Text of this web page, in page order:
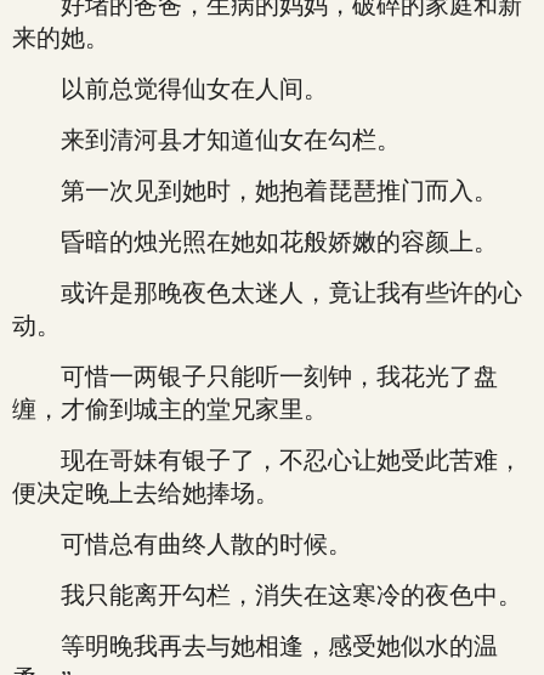
来的她。
以前总觉得仙女在人间。
来到清河县才知道仙女在勾栏。
第一次见到她时，她抱着琵琶推门而入。
昏暗的烛光照在她如花般娇嫩的容颜上。
或许是那晚夜色太迷人，竟让我有些许的心
动。
可惜一两银子只能听一刻钟，我花光了盘
缠，才偷到城主的堂兄家里。
现在哥妹有银子了，不忍心让她受此苦难，
便决定晚上去给她捧场。
可惜总有曲终人散的时候。
我只能离开勾栏，消失在这寒冷的夜色中。
等明晚我再去与她相逢，感受她似水的温